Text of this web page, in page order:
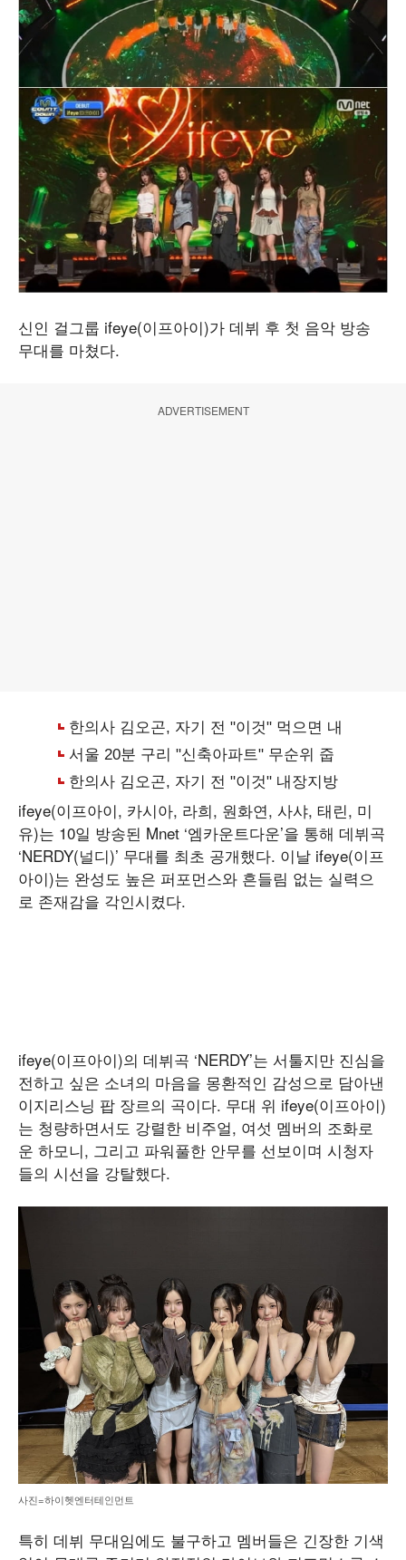
신인 걸그룹 ifeye(이프아이)가 데뷔 후 첫 음악 방송
무대를 마쳤다.
ADVERTISEMENT
ifeye(이프아이, 카시아, 라희, 원화연, 사샤, 태린, 미
유)는 10일 방송된 Mnet ‘엠카운트다운’을 통해 데뷔곡
‘NERDY(널디)’ 무대를 최초 공개했다. 이날 ifeye(이프
아이)는 완성도 높은 퍼포먼스와 흔들림 없는 실력으
로 존재감을 각인시켰다.
ifeye(이프아이)의 데뷔곡 ‘NERDY’는 서툴지만 진심을
전하고 싶은 소녀의 마음을 몽환적인 감성으로 담아낸
이지리스닝 팝 장르의 곡이다. 무대 위 ifeye(이프아이)
는 청량하면서도 강렬한 비주얼, 여섯 멤버의 조화로
운 하모니, 그리고 파워풀한 안무를 선보이며 시청자
들의 시선을 강탈했다.
사진=하이헷엔터테인먼트
특히 데뷔 무대임에도 불구하고 멤버들은 긴장한 기색